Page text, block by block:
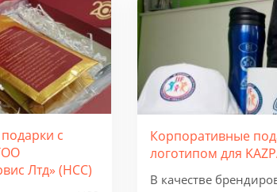
с
Лтд» (НСС)
Корпоративные
логотипом для
В качестве